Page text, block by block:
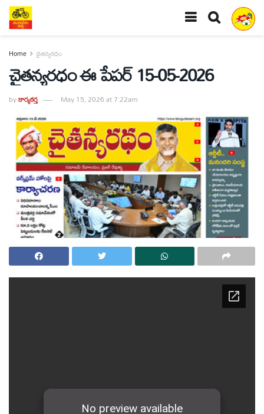
Home చైతన్యరధం
చైతన్యరధం ఈ పేపర్ 15-05-2026
byకార్యకర్త May 15, 2026 at 7:22am